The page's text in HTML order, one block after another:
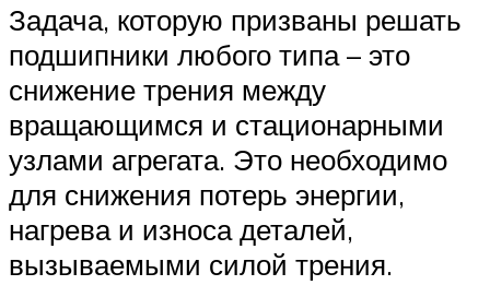
Задача, которую призваны решать
подшипники любого типа – это
снижение трения между
вращающимся и стационарными
узлами агрегата. Это необходимо
для снижения потерь энергии,
нагрева и износа деталей,
вызываемыми силой трения.